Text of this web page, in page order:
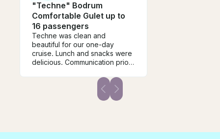
"Techne" Bodrum
Comfortable Gulet up to
16 passengers
Techne was clean and
beautiful for our one-day
cruise. Lunch and snacks were
delicious. Communication prior
trip were very easy. I would
definitely charter Techne and
work with Ambassador Yachting